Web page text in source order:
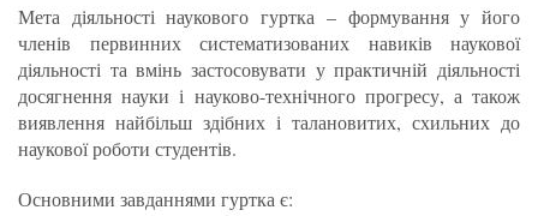
Мета діяльності наукового гуртка – формування у його
членів первинних систематизованих навиків наукової
діяльності та вмінь застосовувати у практичній діяльності
досягнення науки і науково-технічного прогресу, а також
виявлення найбільш здібних і талановитих, схильних до
наукової роботи студентів.
Основними завданнями гуртка є: